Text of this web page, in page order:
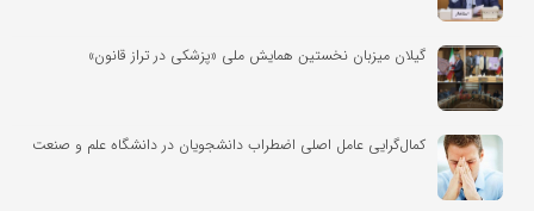
گیلان میزبان نخستین همایش ملی «پزشکی در تراز قانون»
کمال‌گرایی عامل اصلی اضطراب دانشجویان در دانشگاه‌ علم و صنعت